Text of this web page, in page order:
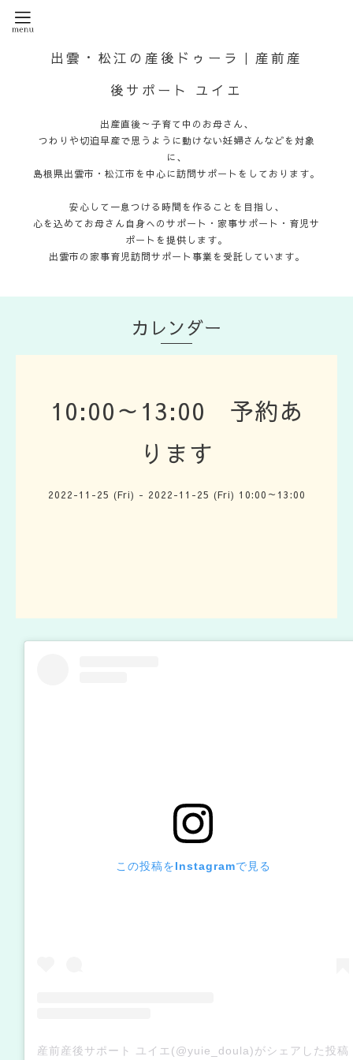
出雲・松江の産後ドゥーラ｜産前産
後サポート ユイエ
出産直後～子育て中のお母さん、
つわりや切迫早産で思うように動けない妊婦さんなどを対象
に、
島根県出雲市・松江市を中心に訪問サポートをしております。
安心して一息つける時間を作ることを目指し、
心を込めてお母さん自身へのサポート・家事サポート・育児サ
ポートを提供します。
出雲市の家事育児訪問サポート事業を受託しています。
カレンダー
10:00～13:00 予約あ
ります
2022-11-25 (Fri) - 2022-11-25 (Fri) 10:00～13:00
この投稿をInstagramで見る
産前産後サポート ユイエ(@yuie_doula)がシェアした投稿